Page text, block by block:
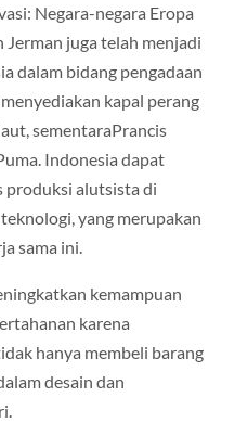
Negara-negara Eropa
Jerman juga telah menjadi
dalam bidang pengadaan
kapal perang
sementaraPrancis
Indonesia dapat
produksi alutsista di
yang merupakan
sama ini.
kemampuan
karena
hanya membeli barang
desain dan